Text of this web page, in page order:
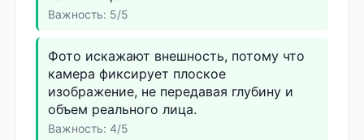
Важность: 5/5
Фото искажают внешность, потому что
камера фиксирует плоское
изображение, не передавая глубину и
объем реального лица.
Важность: 4/5